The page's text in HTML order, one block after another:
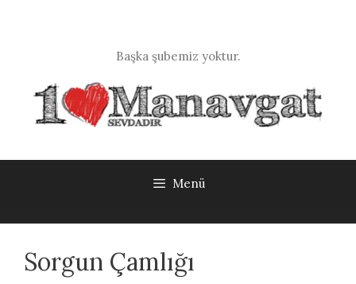
Başka şubemiz yoktur.
Menü
Sorgun Çamlığı